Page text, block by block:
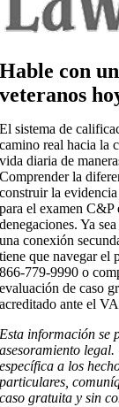
Hable con
veteranos
El sistema de
camino real hacia la
vida diaria de
Comprender la
construir la
para el examen C&P
denegaciones. Ya
una conexión
tiene que navegar el
866-779-9990 o
evaluación de caso
acreditado ante el
Esta información se
asesoramiento
específica a los
particulares,
caso gratuita y sin